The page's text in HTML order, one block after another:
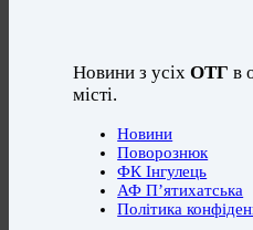
Новини з усіхОТГ в
місті.
Новини
Поворознюк
ФК Інгулець
АФ П’ятихатська
Політика